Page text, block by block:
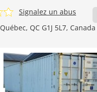
Québec, QC G1J 5L7, Canada
Signalez un abus